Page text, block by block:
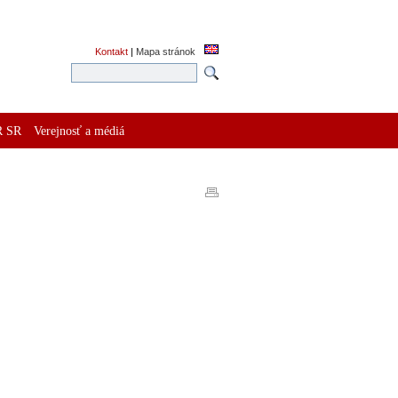
Kontakt | Mapa stránok
SR Verejnosť a médiá